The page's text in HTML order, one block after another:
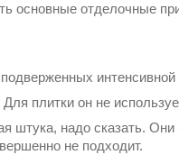
основные отделочные
интенсивной
плитки он не
штука, надо сказать.
не подходит.